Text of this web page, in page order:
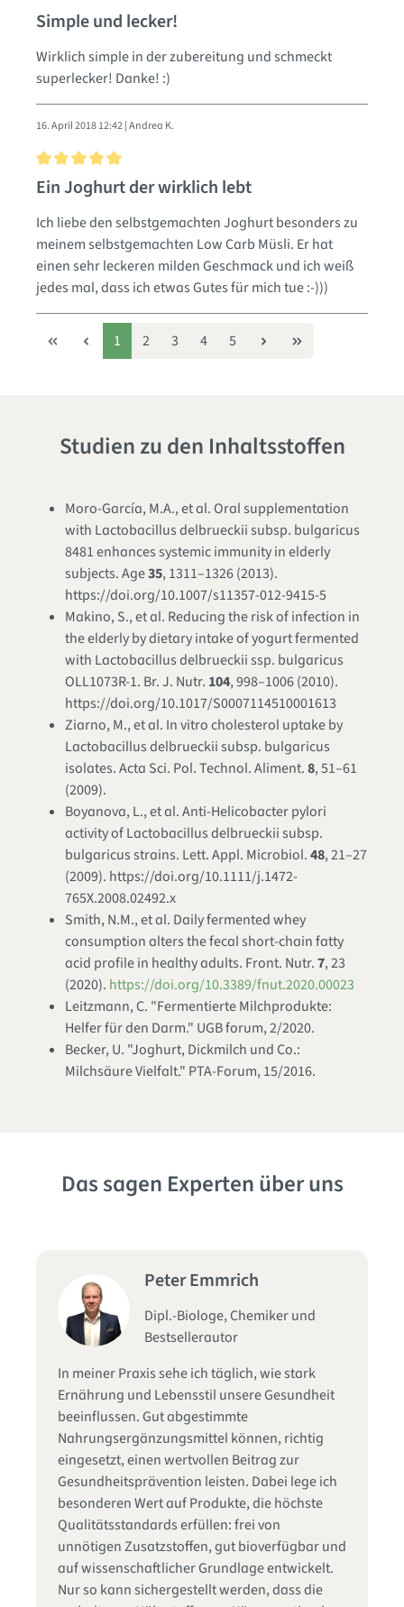
Bewertung mit 5 von 5 Sternen
Simple und lecker!
Wirklich simple in der zubereitung und schmeckt
superlecker! Danke! :)
16. April 2018 12:42 | Andrea K.
Bewertung mit 5 von 5 Sternen
Ein Joghurt der wirklich lebt
Ich liebe den selbstgemachten Joghurt besonders zu
meinem selbstgemachten Low Carb Müsli. Er hat
einen sehr leckeren milden Geschmack und ich weiß
jedes mal, dass ich etwas Gutes für mich tue :-)))
1 2 3 4 5
Studien zu den Inhaltsstoffen
Moro-García, M.A., et al. Oral supplementation
with Lactobacillus delbrueckii subsp. bulgaricus
8481 enhances systemic immunity in elderly
subjects.Age35, 1311–1326 (2013).
https://doi.org/10.1007/s11357-012-9415-5
Makino, S., et al. Reducing the risk of infection in
the elderly by dietary intake of yogurt fermented
with Lactobacillus delbrueckii ssp. bulgaricus
OLL1073R-1. Br. J. Nutr. 104, 998–1006 (2010).
https://doi.org/10.1017/S0007114510001613
Ziarno, M., et al. In vitro cholesterol uptake by
Lactobacillus delbrueckii subsp. bulgaricus
isolates.Acta Sci. Pol. Technol. Aliment.8, 51–61
(2009).
Boyanova, L., et al. Anti-Helicobacter pylori
activity ofLactobacillus delbrueckii subsp.
bulgaricusstrains. Lett. Appl. Microbiol.48, 21–27
(2009). https://doi.org/10.1111/j.1472-
765X.2008.02492.x
Smith, N.M., et al. Daily fermented whey
consumption alters the fecal short-chain fatty
acid profile in healthy adults. Front. Nutr.7, 23
(2020). https://doi.org/10.3389/fnut.2020.00023
Leitzmann, C. "Fermentierte Milchprodukte:
Helfer für den Darm." UGB forum, 2/2020.
Becker, U. "Joghurt, Dickmilch und Co.:
Milchsäure Vielfalt." PTA-Forum, 15/2016.
Das sagen Experten über uns
Peter Emmrich
Dipl.-Biologe, Chemiker und
Bestsellerautor
In meiner Praxis sehe ich täglich, wie stark
Ernährung und Lebensstil unsere Gesundheit
beeinflussen. Gut abgestimmte
Nahrungsergänzungsmittel können, richtig
eingesetzt, einen wertvollen Beitrag zur
Gesundheitsprävention leisten. Dabei lege ich
besonderen Wert auf Produkte, die höchste
Qualitätsstandards erfüllen: frei von
unnötigen Zusatzstoffen, gut bioverfügbar und
auf wissenschaftlicher Grundlage entwickelt.
Nur so kann sichergestellt werden, dass die